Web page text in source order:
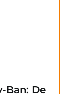
Ban: De